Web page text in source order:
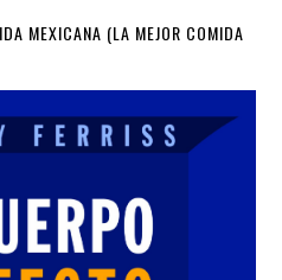
MEXICANA (LA MEJOR COMIDA